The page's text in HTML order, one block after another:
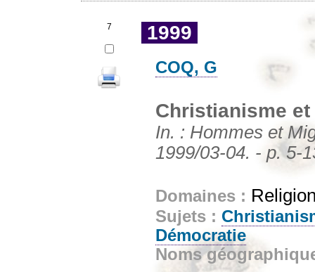
7 1999
COQ, G
Christianisme
In. : Hommes et
1999/03-04. - p. 5-
Domaines :
Sujets :
Démocratie
Noms